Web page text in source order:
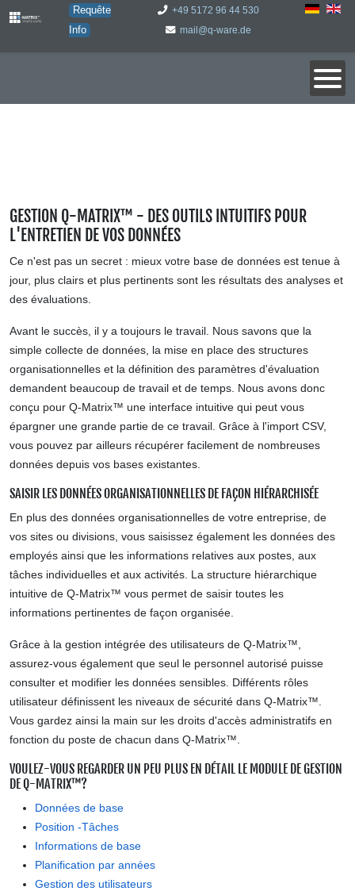
Requête
Info
+49 5172 96 44 530
mail@q-ware.de
GESTION Q-MATRIX™ - DES OUTILS INTUITIFS POUR
L'ENTRETIEN DE VOS DONNÉES
Ce n'est pas un secret : mieux votre base de données est tenue à
jour, plus clairs et plus pertinents sont les résultats des analyses et
des évaluations.
Avant le succès, il y a toujours le travail. Nous savons que la
simple collecte de données, la mise en place des structures
organisationnelles et la définition des paramètres d'évaluation
demandent beaucoup de travail et de temps. Nous avons donc
conçu pour Q-Matrix™ une interface intuitive qui peut vous
épargner une grande partie de ce travail. Grâce à l'import CSV,
vous pouvez par ailleurs récupérer facilement de nombreuses
données depuis vos bases existantes.
SAISIR LES DONNÉES ORGANISATIONNELLES DE FAÇON HIÉRARCHISÉE
En plus des données organisationnelles de votre entreprise, de
vos sites ou divisions, vous saisissez également les données des
employés ainsi que les informations relatives aux postes, aux
tâches individuelles et aux activités. La structure hiérarchique
intuitive de Q-Matrix™ vous permet de saisir toutes les
informations pertinentes de façon organisée.
Grâce à la gestion intégrée des utilisateurs de Q-Matrix™,
assurez-vous également que seul le personnel autorisé puisse
consulter et modifier les données sensibles. Différents rôles
utilisateur définissent les niveaux de sécurité dans Q-Matrix™.
Vous gardez ainsi la main sur les droits d'accès administratifs en
fonction du poste de chacun dans Q-Matrix™.
VOULEZ-VOUS REGARDER UN PEU PLUS EN DÉTAIL LE MODULE DE GESTION
DE Q-MATRIX™?
Données de base
Position -Tâches
Informations de base
Planification par années
Gestion des utilisateurs